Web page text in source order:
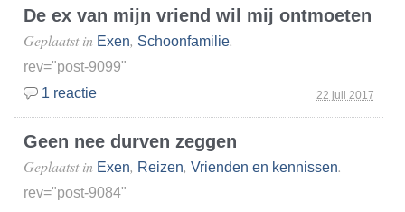
De ex van mijn vriend wil mij ontmoeten
22 juli 2017
Geplaatst in Exen, Schoonfamilie.
rev="post-9099"
1 reactie
Geen nee durven zeggen
Geplaatst in Exen, Reizen, Vrienden en kennissen.
rev="post-9084"